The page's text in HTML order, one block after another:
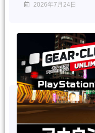
2026年7月24日